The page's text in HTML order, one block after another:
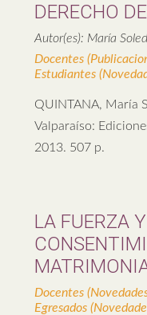
DERECHO
Autor(es): María
Docentes
Estudiantes
QUINTANA, María
Valparaíso:
2013. 507 p.
LA FUERZA
Docentes
Egresados